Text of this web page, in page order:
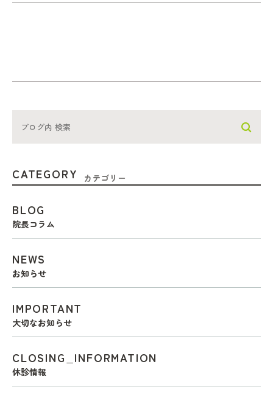
CATEGORY カテゴリー
BLOG
院長コラム
NEWS
お知らせ
IMPORTANT
大切なお知らせ
CLOSING_INFORMATION
休診情報